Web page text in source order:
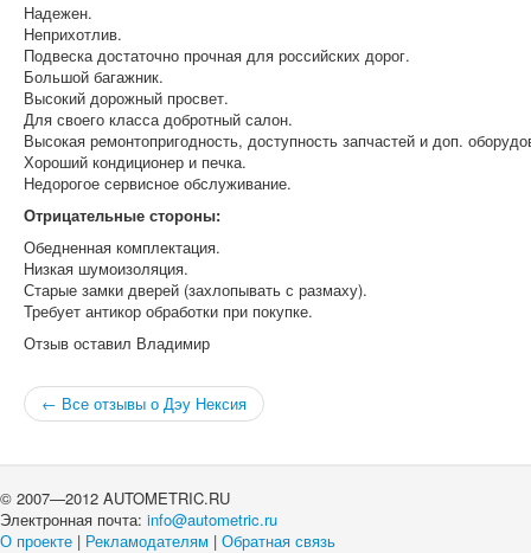
Надежен.
Неприхотлив.
Подвеска достаточно прочная для российских дорог.
Большой багажник.
Высокий дорожный просвет.
Для своего класса добротный салон.
Высокая ремонтопригодность, доступность запчастей и доп.
Хороший кондиционер и печка.
Недорогое сервисное обслуживание.
Отрицательные стороны:
Обедненная комплектация.
Низкая шумоизоляция.
Старые замки дверей (захлопывать с размаху).
Требует антикор обработки при покупке.
Отзыв оставил Владимир
← Все отзывы о Дэу Нексия
© 2007—2012 AUTOMETRIC.RU
Электронная почта: info@autometric.ru
О проекте | Рекламодателям | Обратная связь